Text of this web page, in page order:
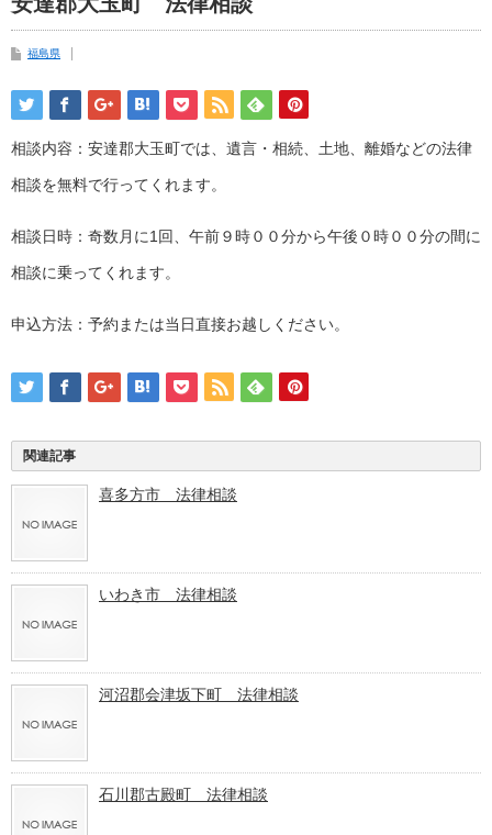
福島県
相談内容：安達郡大玉町では、遺言・相続、土地、離婚などの法律
相談を無料で行ってくれます。
相談日時：奇数月に1回、午前９時００分から午後０時００分の間に
相談に乗ってくれます。
申込方法：予約または当日直接お越しください。
関連記事
喜多方市 法律相談
いわき市 法律相談
河沼郡会津坂下町 法律相談
石川郡古殿町 法律相談